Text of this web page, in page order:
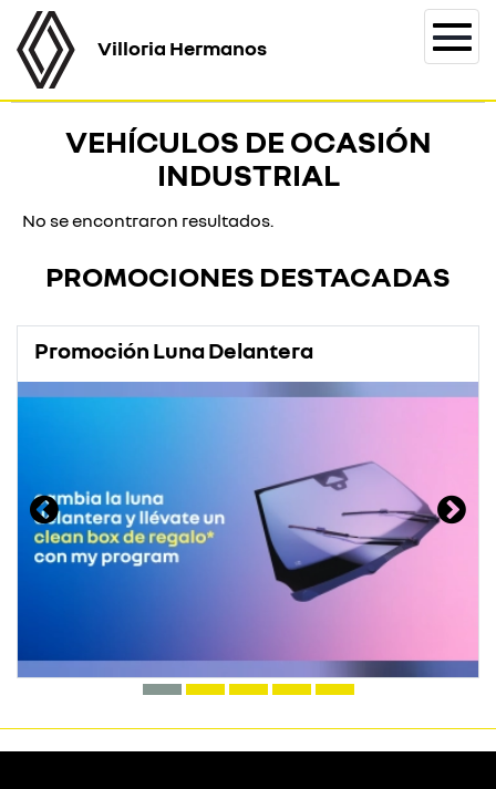
Villoria Hermanos
VEHÍCULOS DE OCASIÓN
INDUSTRIAL
No se encontraron resultados.
PROMOCIONES DESTACADAS
Promoción Luna Delantera